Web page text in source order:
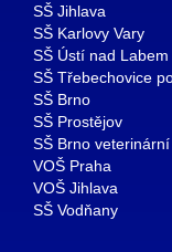
SŠ Jihlava
SŠ Karlovy Vary
SŠ Ústí nad Labem
SŠ Třebechovice
SŠ Brno
SŠ Prostějov
SŠ Brno veterinární
VOŠ Praha
VOŠ Jihlava
SŠ Vodňany